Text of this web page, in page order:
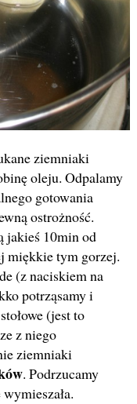
ziemniaki
oleju. Odpalamy
gotowania
ostrożność.
jakieś 10min od
miękkie tym gorzej.
(z naciskiem na
potrząsamy i
(jest to
z niego
ziemniaki
. Podrzucamy